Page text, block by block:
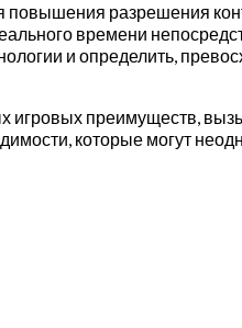
повышения разрешения
времени
и определить,
игровых преимуществ,
которые могут